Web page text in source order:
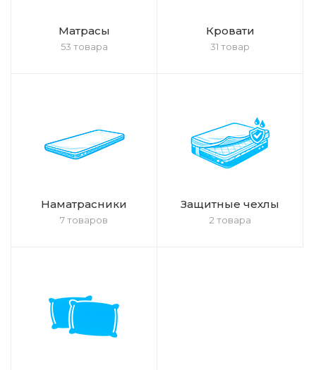
Матрасы
53 товара
Кровати
31 товар
Наматрасники
7 товаров
Защитные чехлы
2 товара